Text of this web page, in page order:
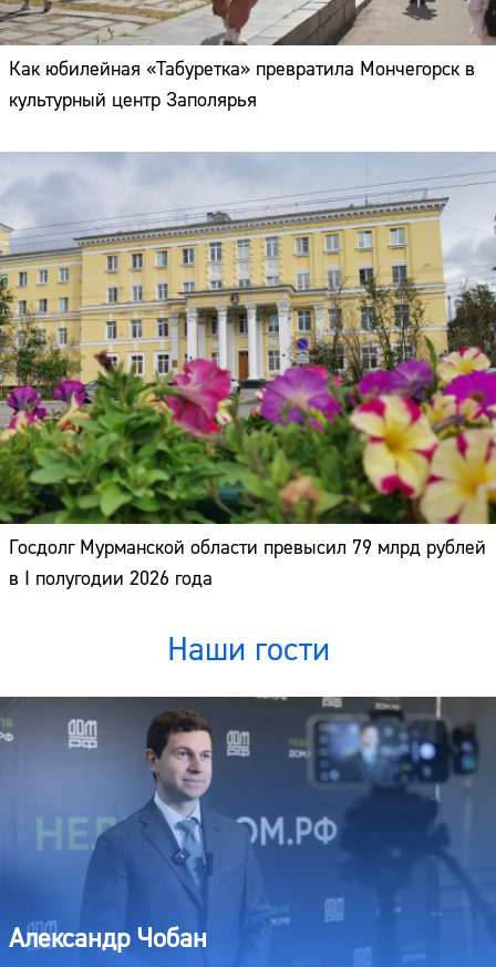
Как юбилейная «Табуретка» превратила Мончегорск в
культурный центр Заполярья
Госдолг Мурманской области превысил 79 млрд рублей
в I полугодии 2026 года
Наши гости
Александр Чобан